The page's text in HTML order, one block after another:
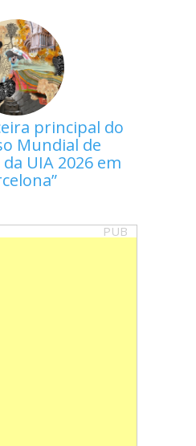
principal do
Mundial de
UIA 2026 em
PUB